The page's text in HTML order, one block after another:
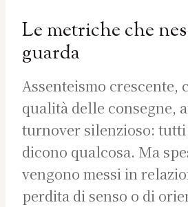
Le metriche che
guarda
Assenteismo crescente,
qualità delle consegne,
turnover silenzioso:
dicono qualcosa. Ma
vengono messi in
perdita di senso o di